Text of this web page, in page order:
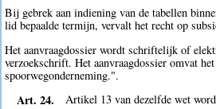
Bij gebrek aan indiening van de tabellen
lid bepaalde termijn, vervalt het recht op
Het aanvraagdossier wordt schriftelijk of
verzoekschrift. Het aanvraagdossier omvat
spoorwegonderneming.".
Art. 24. Artikel 13 van dezelfde wet